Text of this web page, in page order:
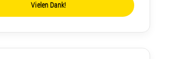
Vielen Dank!